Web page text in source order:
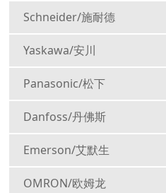
Schneider/施耐德
Yaskawa/安川
Panasonic/松下
Danfoss/丹佛斯
Emerson/艾默生
OMRON/欧姆龙